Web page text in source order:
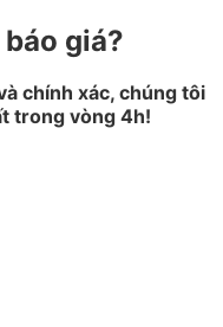
giá?
chính xác, chúng tôi
trong vòng 4h!